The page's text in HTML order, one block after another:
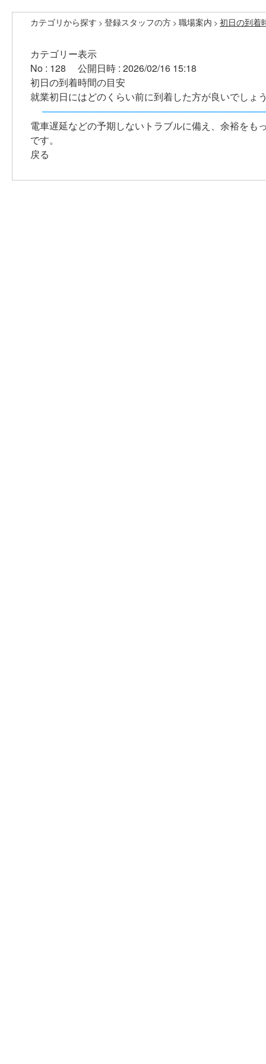
カテゴリから探す > 登録スタッフの方 > 職場案内 > 初日の到着
カテゴリー表示
No : 128
公開日時 : 2026/02/16 15:18
初日の到着時間の目安
就業初日にはどのくらい前に到着した方が良いでしょ
電車遅延などの予期しないトラブルに備え、余裕を
です。
戻る